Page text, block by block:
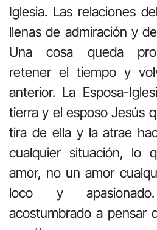
Iglesia. Las relaciones
llenas de admiración y
Una cosa queda
retener el tiempo y
anterior. La Esposa-
tierra y el esposo Jesús
tira de ella y la atrae
cualquier situación, lo
amor, no un amor
loco y
acostumbrado a pensar